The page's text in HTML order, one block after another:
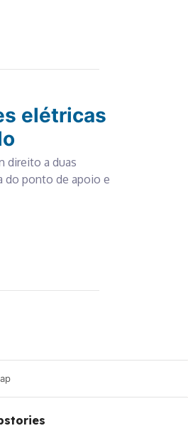
elétricas
direito a duas
do ponto de apoio e